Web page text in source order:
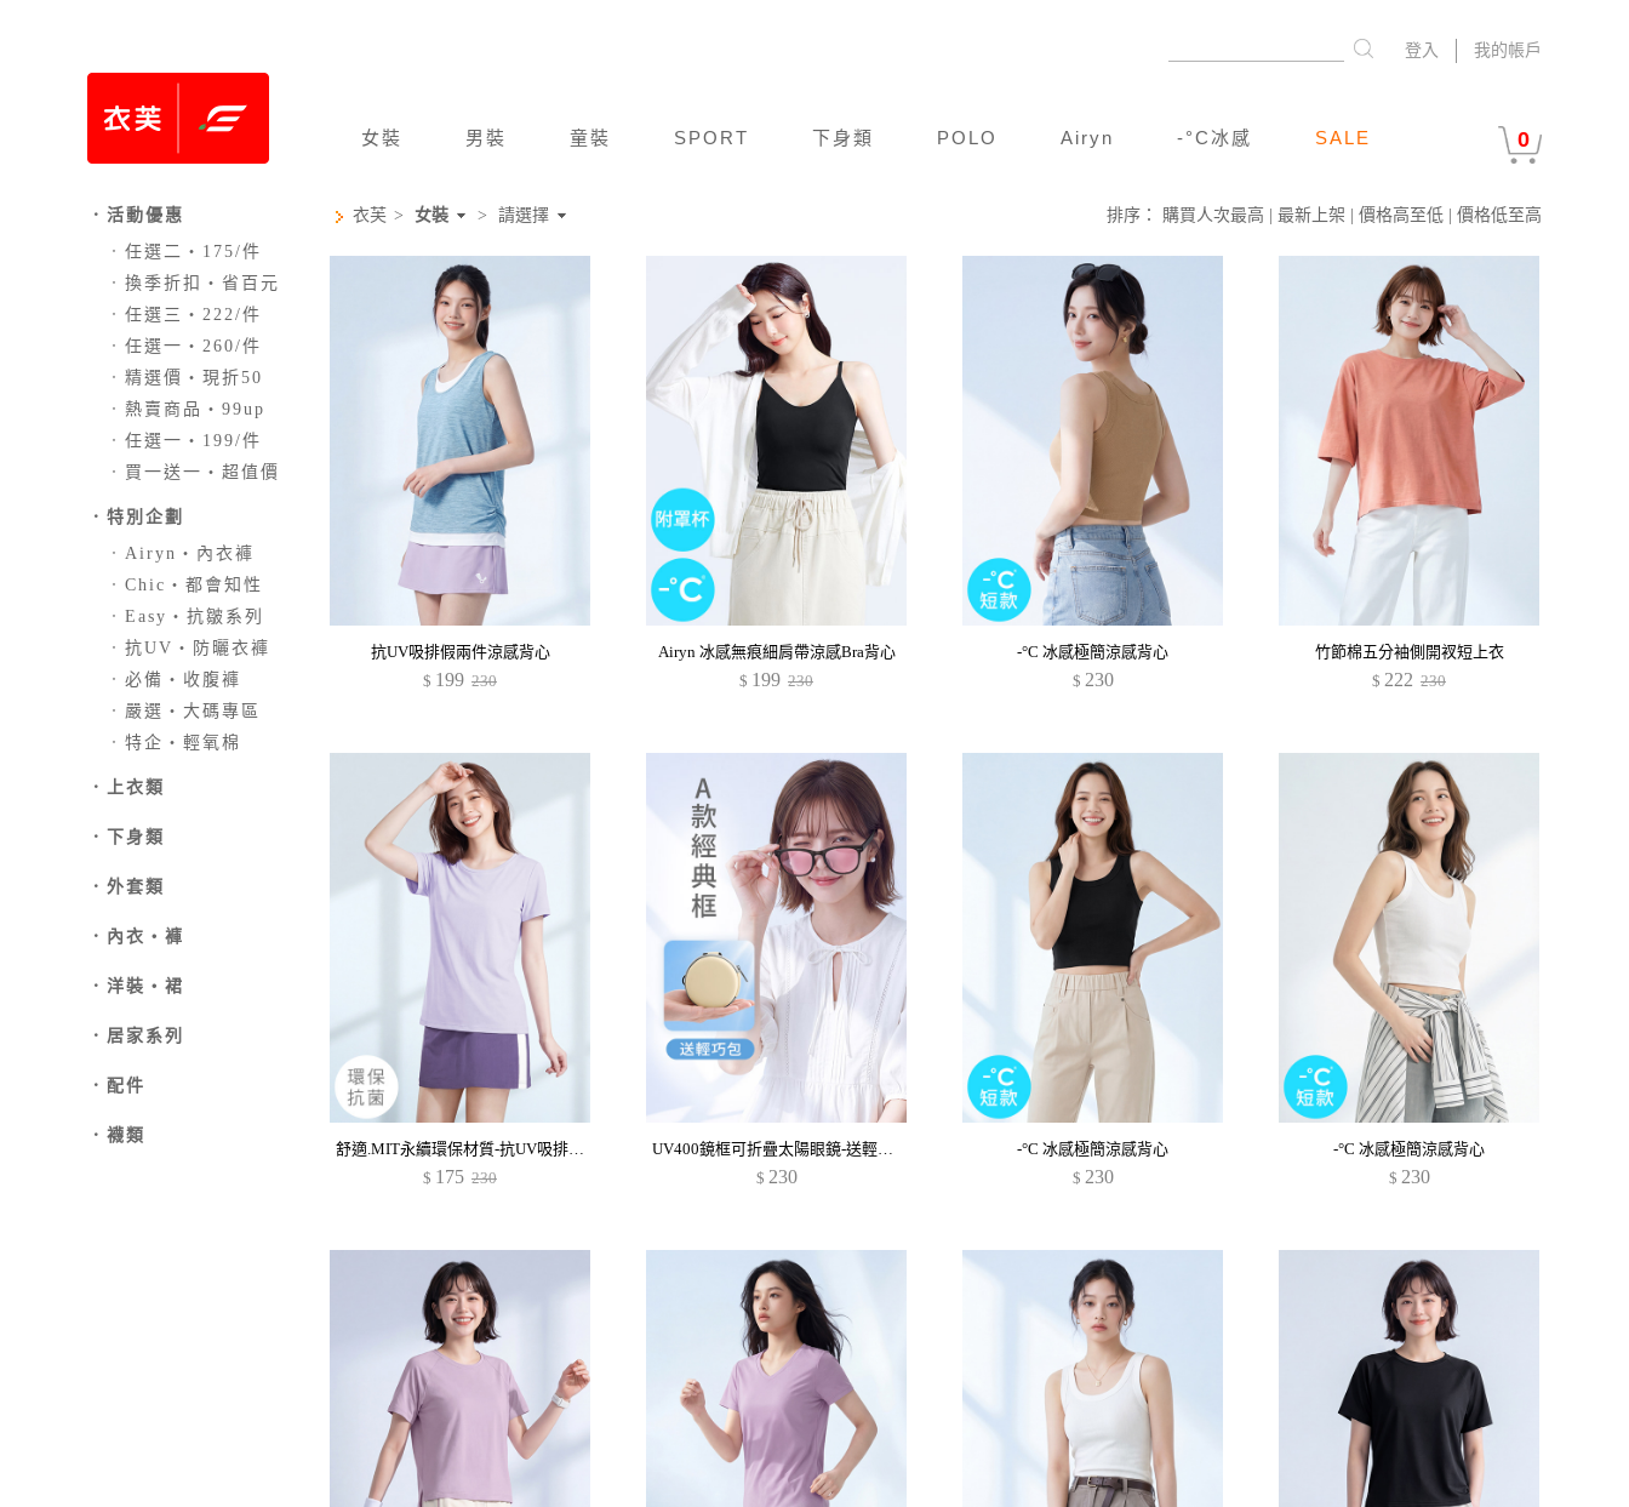
我的帳戶
登入
女裝 男裝 童裝 SPORT 下身類 POLO Airyn -°C冰感 SALE 0
．活動優惠
． 任選二‧175/件
． 換季折扣‧省百元
． 任選三‧222/件
． 任選一‧260/件
． 精選價‧現折50
． 熱賣商品‧99up
． 任選一‧199/件
． 買一送一‧超值價
． 特別企劃
． Airyn‧內衣褲
． Chic‧都會知性
． Easy‧抗皺系列
． 抗UV‧防曬衣褲
． 必備‧收腹褲
． 嚴選‧大碼專區
． 特企‧輕氧棉
． 上衣類
． 下身類
．外套類
． 內衣‧褲
． 洋裝‧裙
． 居家系列
． 配件
．襪類
衣芙 > 女裝 > 請選擇 排序： 購買人次最高 最新上架 價格高至低 價格低至高
抗UV吸排假兩件涼感背心
$ 199 230
Airyn 冰感無痕細肩帶涼感Bra背心
$ 199 230
-°C 冰感極簡涼感背心
$ 230
竹節棉五分袖側開衩短上衣
$ 222 230
舒適.MIT永續環保材質-抗UV吸排抗菌圓領上衣
$ 175 230
UV400鏡框可折疊太陽眼鏡-送輕巧包
$ 230
-°C 冰感極簡涼感背心
$ 230
-°C 冰感極簡涼感背心
$ 230